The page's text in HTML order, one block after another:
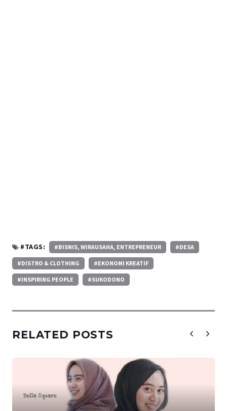
#TAGS: #BISNIS, WIRAUSAHA, ENTREPRENEUR #DESA
#DISTRO & CLOTHING #EKONOMI KREATIF
#INSPIRING PEOPLE #SUKODONO
RELATED POSTS